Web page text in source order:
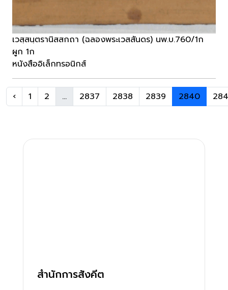
เวสฺสนฺตรานิสสกถา (ฉลองพระเวสสันดร) นพ.บ.760/1ก
ผูก 1ก
หนังสืออิเล็กทรอนิกส์
‹ 1 2 ... 2837 2838 2839 2840
สำนักการสังคีต